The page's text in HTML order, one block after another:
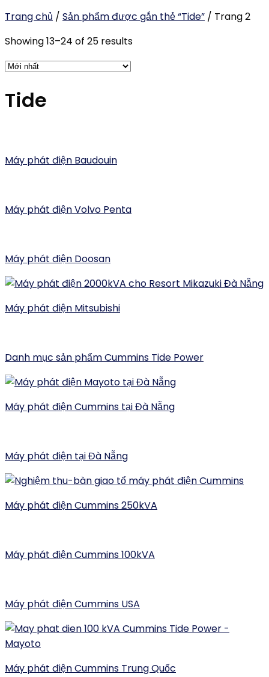
Trang chủ / Sản phẩm được gắn thẻ “Tide” / Trang 2
Showing 13–24 of 25 results
Tide
Máy phát điện Baudouin
Máy phát điện Volvo Penta
Máy phát điện Doosan
Máy phát điện Mitsubishi
Danh mục sản phẩm Cummins Tide Power
Máy phát điện Cummins tại Đà Nẵng
Máy phát điện tại Đà Nẵng
Máy phát điện Cummins 250kVA
Máy phát điện Cummins 100kVA
Máy phát điện Cummins USA
Máy phát điện Cummins Trung Quốc